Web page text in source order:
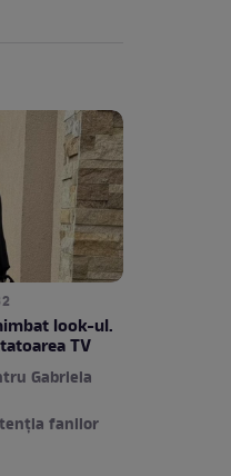
look-ul.
TV
Gabriela
fanilor